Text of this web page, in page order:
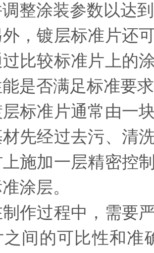
整涂装参数以达
镀层标准片还可
比较标准片上的
是否满足标准要
准片通常由一块
先经过去污、清
施加一层精密控
涂层。
过程中，需要严
间的可比性和准